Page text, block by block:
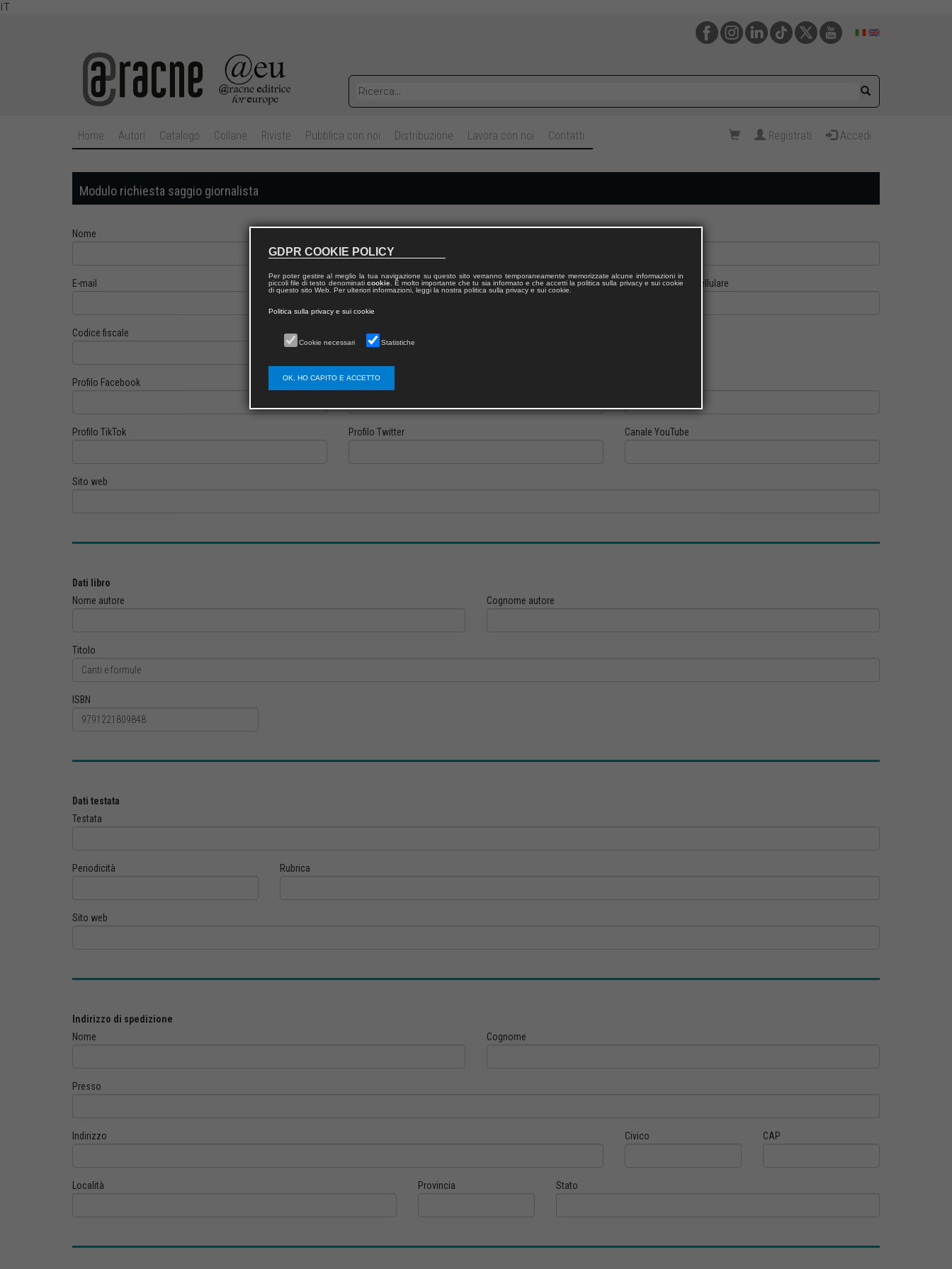
IT
Home Autori Catalogo Collane Riviste Pubblica con noi Distribuzione Lavora con noi Contatti Registrati Accedi
Modulo richiesta saggio giornalista
Nome
E-mail Telefono fisso Cellulare
Codice fiscale
Profilo Facebook Profilo Instagram
Profilo TikTok Profilo Twitter Canale YouTube
Sito web
Dati libro
Nome autore
Cognome autore
Titolo
ISBN
Dati testata
Testata
Periodicità Rubrica
Sito web
Indirizzo di spedizione
Nome
Cognome
Presso
Indirizzo Civico CAP
Località Provincia Stato
GDPR COOKIE POLICY
Per poter gestire al meglio la tua navigazione su questo sito verranno temporaneamente memorizzate alcune informazioni in
piccoli file di testo denominati cookie. È molto importante che tu sia informato e che accetti la politica sulla privacy e sui cookie
di questo sito Web. Per ulteriori informazioni, leggi la nostra politica sulla privacy e sui cookie.
Politica sulla privacy e sui cookie
Cookie necessari Statistiche
OK, HO CAPITO E ACCETTO